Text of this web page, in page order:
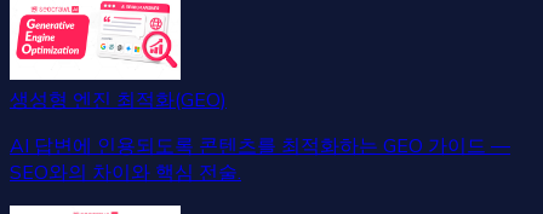
생성형 엔진 최적화(GEO)
AI 답변에 인용되도록 콘텐츠를 최적화하는 GEO 가이드 —
SEO와의 차이와 핵심 전술.